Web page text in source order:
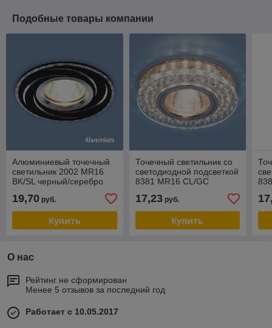
Подобные товары компании
Алюминиевый точечный
светильник 2002 MR16
BK/SL черный/серебро
19,70 руб.
Купить
Точечный светильник со
светодиодной подсветкой
8381 MR16 CL/GC
тонированный
17,23руб.
Купить
О нас
Рейтинг не сформирован
Менее 5 отзывов за последний год
Работает с 10.05.2017